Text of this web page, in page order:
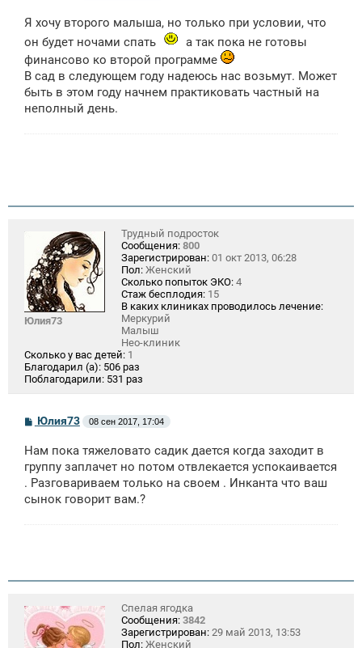
б
е
н
е
Я хочу второго малыша, но только при условии, что
он будет ночами спать
а так пока не готовы
финансово ко второй программе
В сад в следующем году надеюсь нас возьмут. Может
быть в этом году начнем практиковать частный на
неполный день.
Юлия73
Трудный подросток
Сообщения: 800
Зарегистрирован: 01 окт 2013, 06:28
Пол: Женский
Сколько попыток ЭКО: 4
Стаж бесплодия: 15
В каких клиниках проводилось лечение:
Меркурий
Малыш
Нео-клиник
Сколько у вас детей: 1
Благодарил (а): 506 раз
Поблагодарили: 531 раз
С
о
б
щ
е
н
и
Юлия73 08 сен 2017, 17:04
Нам пока тяжеловато садик дается когда заходит в
группу заплачет но потом отвлекается успокаивается
. Разговариваем только на своем . Инканта что ваш
сынок говорит вам.?
Спелая ягодка
Сообщения: 3842
Зарегистрирован: 29 май 2013, 13:53
Пол: Женский